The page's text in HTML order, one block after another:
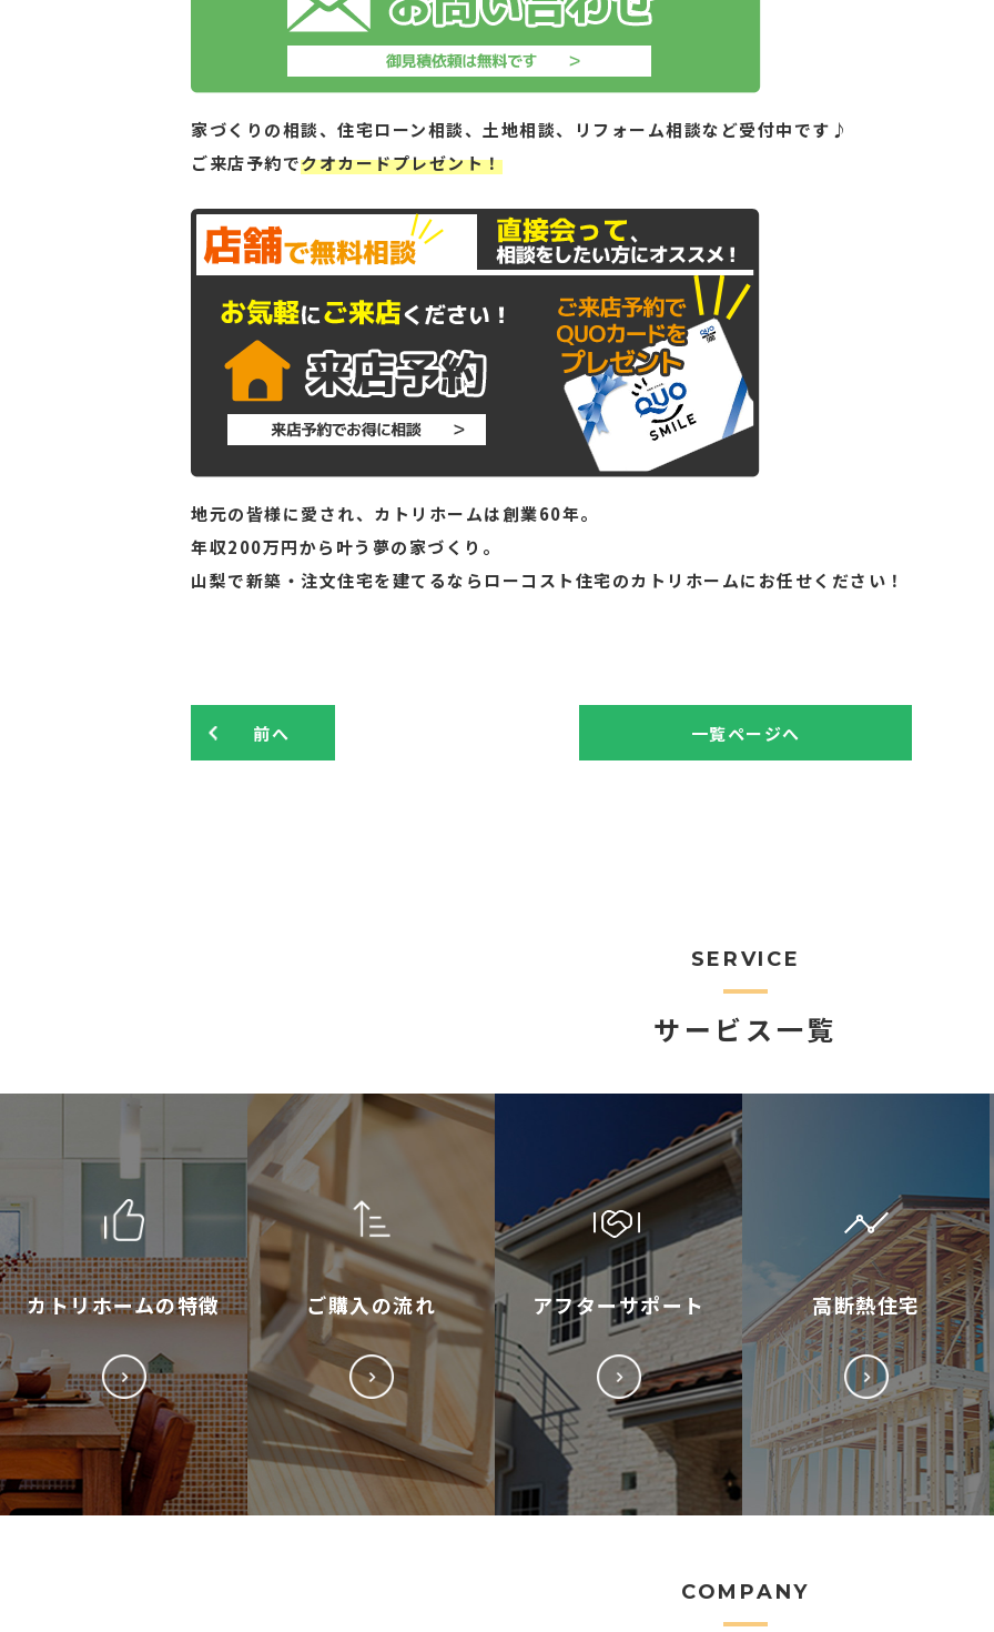
家づくりの相談、住宅ローン相談、土地相談、リフォーム相談など受付中です♪
ご来店予約でクオカードプレゼント！
地元の皆様に愛され、カトリホームは創業60年。
年収200万円から叶う夢の家づくり。
山梨で新築・注文住宅を建てるならローコスト住宅のカトリホームにお任せください！
前へ 一覧ページへ
SERVICE
サービス一覧
カトリホームの特徴 ご購入の流れ アフターサポート 高断熱住宅
COMPANY